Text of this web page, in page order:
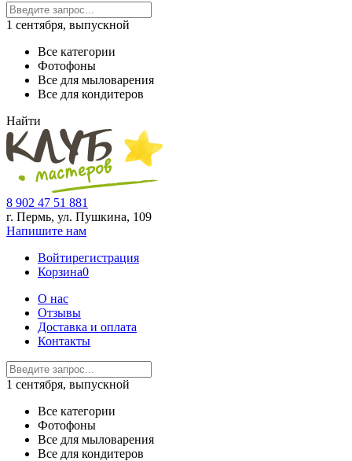
1 сентября, выпускной
Все категории
Фотофоны
Все для мыловарения
Все для кондитеров
Найти
8 902 47 51 881
г. Пермь, ул. Пушкина, 109
Напишите нам
Войтирегистрация
Корзина0
О нас
Отзывы
Доставка и оплата
Контакты
1 сентября, выпускной
Все категории
Фотофоны
Все для мыловарения
Все для кондитеров